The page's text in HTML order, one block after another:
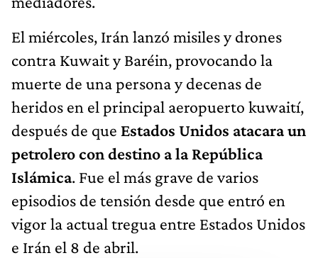
El miércoles, Irán lanzó misiles y drones
contra Kuwait y Baréin, provocando la
muerte de una persona y decenas de
heridos en el principal aeropuerto kuwaití,
después de que Estados Unidos atacara un
petrolero con destino a la República
Islámica. Fue el más grave de varios
episodios de tensión desde que entró en
vigor la actual tregua entre Estados Unidos
e Irán el 8 de abril.